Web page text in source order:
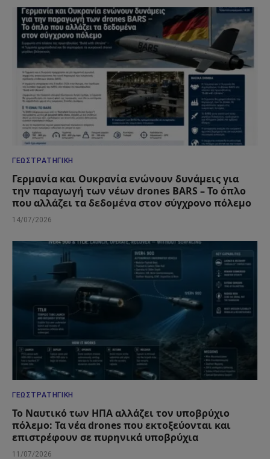
ΓΕΩΣΤΡΑΤΗΓΙΚΉ
Γερμανία και Ουκρανία ενώνουν δυνάμεις για
την παραγωγή των νέων drones BARS – Το όπλο
που αλλάζει τα δεδομένα στον σύγχρονο πόλεμο
14/07/2026
ΓΕΩΣΤΡΑΤΗΓΙΚΉ
Το Ναυτικό των ΗΠΑ αλλάζει τον υποβρύχιο
πόλεμο: Τα νέα drones που εκτοξεύονται και
επιστρέφουν σε πυρηνικά υποβρύχια
11/07/2026